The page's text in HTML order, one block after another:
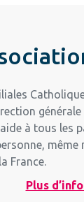
aide à tous
France.
Plus